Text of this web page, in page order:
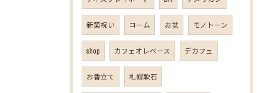
新築祝い コーム お盆 モノトーン
shop カフェオレベース デカフェ
お香立て 札幌軟石